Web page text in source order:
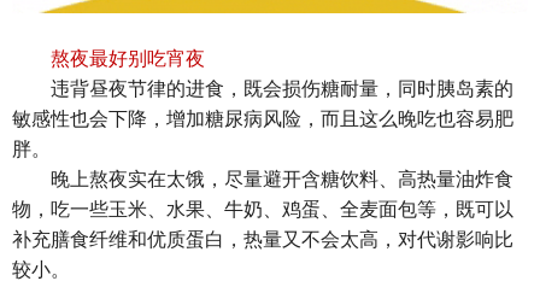
熬夜最好别吃宵夜
违背昼夜节律的进食，既会损伤糖耐量，同时胰岛素的
敏感性也会下降，增加糖尿病风险，而且这么晚吃也容易肥
胖。
晚上熬夜实在太饿，尽量避开含糖饮料、高热量油炸食
物，吃一些玉米、水果、牛奶、鸡蛋、全麦面包等，既可以
补充膳食纤维和优质蛋白，热量又不会太高，对代谢影响比
较小。